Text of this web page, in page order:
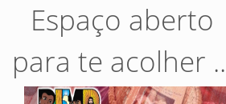
Espaço aberto
para te acolher